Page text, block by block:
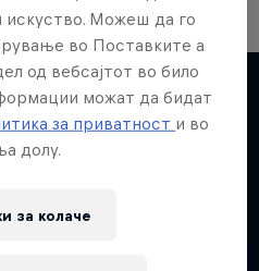
BC One Cypher India
искуство. Можеш да го
во Поставките а
од вебсајтот во било
можат да бидат
за приватност и во
долу.
за колачe